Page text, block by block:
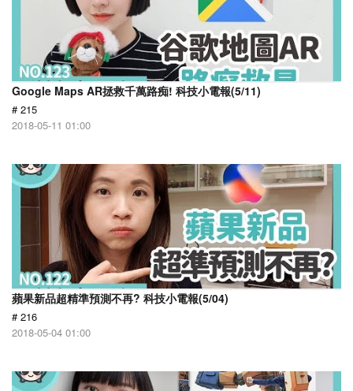
Google Maps AR拯救千萬路痴! 科技小電報(5/11)
# 215
2018-05-11 01:00
蘋果新品超精準預測不再? 科技小電報(5/04)
# 216
2018-05-04 01:00